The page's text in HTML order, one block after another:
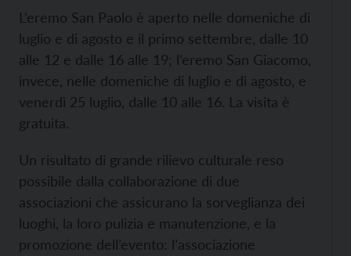
L’eremo San Paolo è aperto nelle domeniche di
luglio e di agosto e il primo settembre, dalle 10
alle 12 e dalle 16 alle 19; l’eremo San Giacomo,
invece, nelle domeniche di luglio e di agosto, e
venerdì 25 luglio, dalle 10 alle 16. La visita è
gratuita.
Un risultato di grande rilievo culturale reso
possibile dalla collaborazione di due
associazioni che assicurano la sorveglianza dei
luoghi, la loro pulizia e manutenzione, e la
promozione dell’evento: l’associazione